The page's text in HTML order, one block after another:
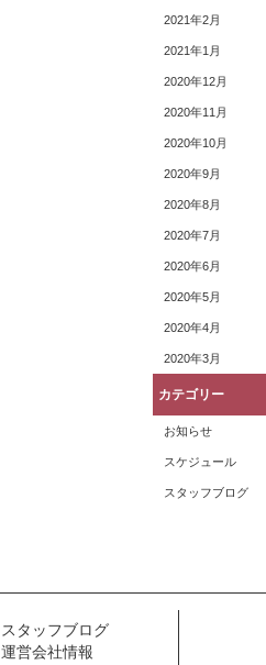
2021年2月
2021年1月
2020年12月
2020年11月
2020年10月
2020年9月
2020年8月
2020年7月
2020年6月
2020年5月
2020年4月
2020年3月
カテゴリー
お知らせ
スケジュール
スタッフブログ
スタッフブログ
運営会社情報